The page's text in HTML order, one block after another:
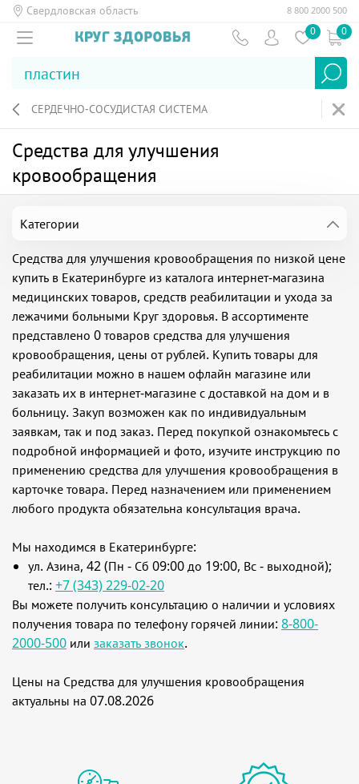
Свердловская область 8 800 2000 500
0 0
СЕРДЕЧНО-СОСУДИСТАЯ СИСТЕМА
Средства для улучшения
кровообращения
Средства для улучшения кровообращения по низкой цене
купить в Екатеринбурге из каталога интернет-магазина
медицинских товаров, средств реабилитации и ухода за
лежачими больными Круг здоровья. В ассортименте
представлено 0 товаров средства для улучшения
кровообращения, цены от рублей. Купить товары для
реабилитации можно в нашем офлайн магазине или
заказать их в интернет-магазине с доставкой на дом и в
больницу. Закуп возможен как по индивидуальным
заявкам, так и под заказ. Перед покупкой ознакомьтесь с
подробной информацией и фото, изучите инструкцию по
применению средства для улучшения кровообращения в
карточке товара. Перед назначением или применением
любого продукта обязательна консультация врача.
Мы находимся в Екатеринбурге:
ул. Азина, 42 (Пн - Сб 09:00 до 19:00, Вс - выходной);
тел.: +7 (343) 229-02-20
Вы можете получить консультацию о наличии и условиях
получения товара по телефону горячей линии: 8-800-
2000-500 или заказать звонок.
Цены на Средства для улучшения кровообращения
актуальны на 07.08.2026
Категории